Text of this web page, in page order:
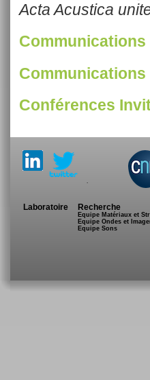
Acta Acustica
Communications
Conférences
.
Laboratoire Recherche
Equipe Matériaux et
Equipe Ondes et
Equipe Sons